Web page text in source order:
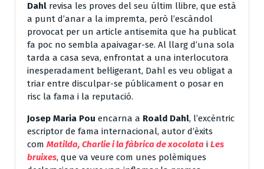
Dahl revisa les proves del seu últim llibre, que està
a punt d’anar a la impremta, però l’escàndol
provocat per un article antisemita que ha publicat
fa poc no sembla apaivagar-se. Al llarg d’una sola
tarda a casa seva, enfrontat a una interlocutora
inesperadament bel·ligerant, Dahl es veu obligat a
triar entre disculpar-se públicament o posar en
risc la fama i la reputació.
Josep Maria Pou encarna a Roald Dahl, l’excèntric
escriptor de fama internacional, autor d’èxits
com Matilda, Charlie i la fàbrica de xocolata i Les
bruixes, que va veure com unes polèmiques